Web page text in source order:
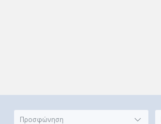
Προσφώνηση